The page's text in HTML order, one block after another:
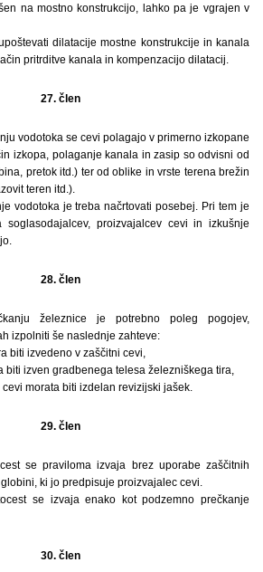
na mostno konstrukcijo, lahko pa je vgrajen v
dilatacije mostne konstrukcije in kanala
pritrditve kanala in kompenzacijo dilatacij.
27. člen
vodotoka se cevi polagajo v primerno izkopane
izkopa, polaganje kanala in zasip so odvisni od
pretok itd.) ter od oblike in vrste terena brežin
teren itd.).
vodotoka je treba načrtovati posebej. Pri tem je
soglasodajalcev, proizvajalcev cevi in izkušnje
28. člen
železnice je potrebno poleg pogojev,
izpolniti še naslednje zahteve:
biti izvedeno v zaščitni cevi,
biti izven gradbenega telesa železniškega tira,
morata biti izdelan revizijski jašek.
29. člen
se praviloma izvaja brez uporabe zaščitnih
ki jo predpisuje proizvajalec cevi.
se izvaja enako kot podzemno prečkanje
30. člen